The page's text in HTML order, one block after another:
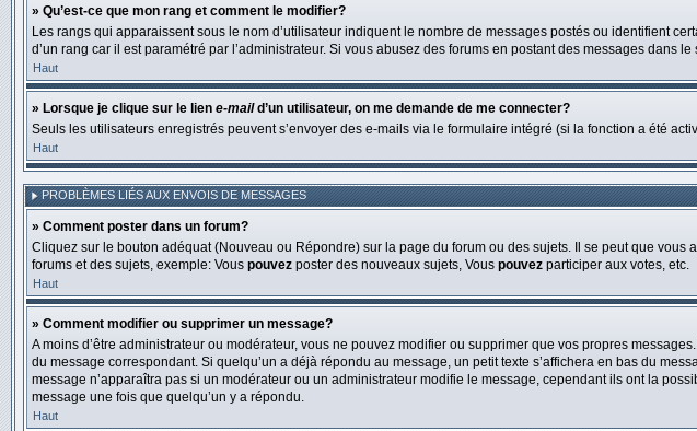
» Qu’est-ce que mon rang et comment le modifier?
Les rangs qui apparaissent sous le nom d’utilisateur indiquent le nombre de messages postés ou identifient
d’un rang car il est paramétré par l’administrateur. Si vous abusez des forums en postant des messages
Haut
» Lorsque je clique sur le lien e-maild’un utilisateur, on me demande de me connecter?
Seuls les utilisateurs enregistrés peuvent s’envoyer des e-mails via le formulaire intégré (si la fonction a été
Haut
PROBLÈMES LIÉS AUX ENVOIS DE MESSAGES
» Comment poster dans un forum?
Cliquez sur le bouton adéquat (Nouveau ou Répondre) sur la page du forum ou des sujets. Il se peut que
forums et des sujets, exemple: Vous pouvez poster des nouveaux sujets, Vous pouvez participer aux votes, etc.
Haut
» Comment modifier ou supprimer un message?
A moins d’être administrateur ou modérateur, vous ne pouvez modifier ou supprimer que vos propres
du message correspondant. Si quelqu’un a déjà répondu au message, un petit texte s’affichera en bas du
message n’apparaîtra pas si un modérateur ou un administrateur modifie le message, cependant ils ont la
message une fois que quelqu’un y a répondu.
Haut